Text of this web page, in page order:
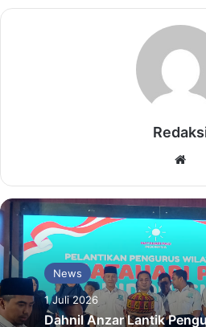
News
1 Juli 2026
Dahnil Anzar Lantik